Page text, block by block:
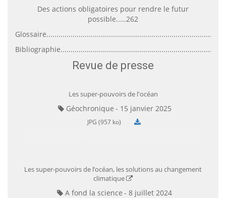
Des actions obligatoires pour rendre le futur
possible.....262
Revue de presse
Les super-pouvoirs de l'océan
Géochronique 15 janvier 2025
JPG (957 ko)
Les super-pouvoirs de l’océan, les solutions au changement
climatique
A fond la science 8 juillet 2024